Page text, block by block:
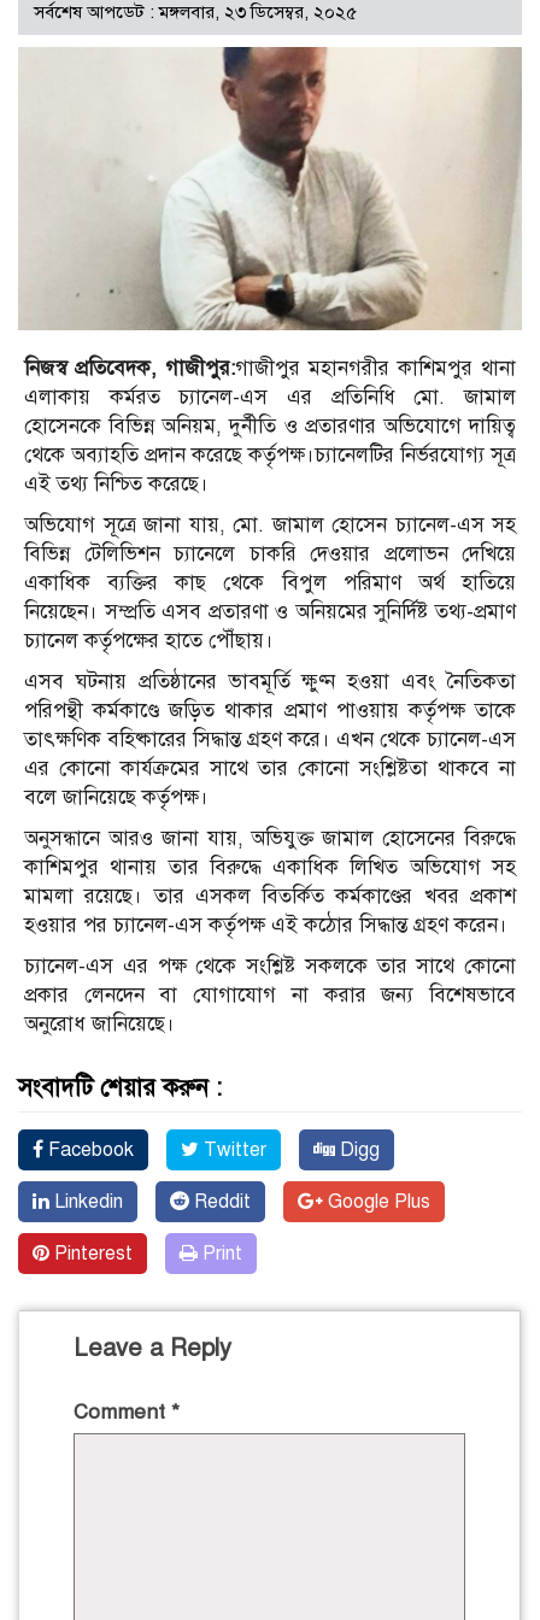
সর্বশেষ আপডেট : মঙ্গলবার, ২৩ ডিসেম্বর, ২০২৫
নিজস্ব প্রতিবেদক, গাজীপুর:গাজীপুর মহানগরীর কাশিমপুর থানা
এলাকায় কর্মরত চ্যানেল-এস এর প্রতিনিধি মো. জামাল
হোসেনকে বিভিন্ন অনিয়ম, দুর্নীতি ও প্রতারণার অভিযোগে দায়িত্ব
থেকে অব্যাহতি প্রদান করেছে কর্তৃপক্ষ।চ্যানেলটির নির্ভরযোগ্য সূত্র
এই তথ্য নিশ্চিত করেছে।
অভিযোগ সূত্রে জানা যায়, মো. জামাল হোসেন চ্যানেল-এস সহ
বিভিন্ন টেলিভিশন চ্যানেলে চাকরি দেওয়ার প্রলোভন দেখিয়ে
একাধিক ব্যক্তির কাছ থেকে বিপুল পরিমাণ অর্থ হাতিয়ে
নিয়েছেন। সম্প্রতি এসব প্রতারণা ও অনিয়মের সুনির্দিষ্ট তথ্য-প্রমাণ
চ্যানেল কর্তৃপক্ষের হাতে পৌঁছায়।
এসব ঘটনায় প্রতিষ্ঠানের ভাবমূর্তি ক্ষুণ্ন হওয়া এবং নৈতিকতা
পরিপন্থী কর্মকাণ্ডে জড়িত থাকার প্রমাণ পাওয়ায় কর্তৃপক্ষ তাকে
তাৎক্ষণিক বহিষ্কারের সিদ্ধান্ত গ্রহণ করে। এখন থেকে চ্যানেল-এস
এর কোনো কার্যক্রমের সাথে তার কোনো সংশ্লিষ্টতা থাকবে না
বলে জানিয়েছে কর্তৃপক্ষ।
অনুসন্ধানে আরও জানা যায়, অভিযুক্ত জামাল হোসেনের বিরুদ্ধে
কাশিমপুর থানায় তার বিরুদ্ধে একাধিক লিখিত অভিযোগ সহ
মামলা রয়েছে। তার এসকল বিতর্কিত কর্মকাণ্ডের খবর প্রকাশ
হওয়ার পর চ্যানেল-এস কর্তৃপক্ষ এই কঠোর সিদ্ধান্ত গ্রহণ করেন।
চ্যানেল-এস এর পক্ষ থেকে সংশ্লিষ্ট সকলকে তার সাথে কোনো
প্রকার লেনদেন বা যোগাযোগ না করার জন্য বিশেষভাবে
অনুরোধ জানিয়েছে।
সংবাদটি শেয়ার করুন :
Facebook Twitter Digg
Linkedin Reddit Google Plus
Pinterest Print
Leave a Reply
Comment *